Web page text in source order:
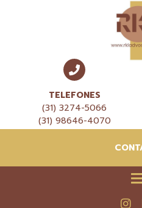
TELEFONES
(31) 3274-5066
(31) 98646-4070